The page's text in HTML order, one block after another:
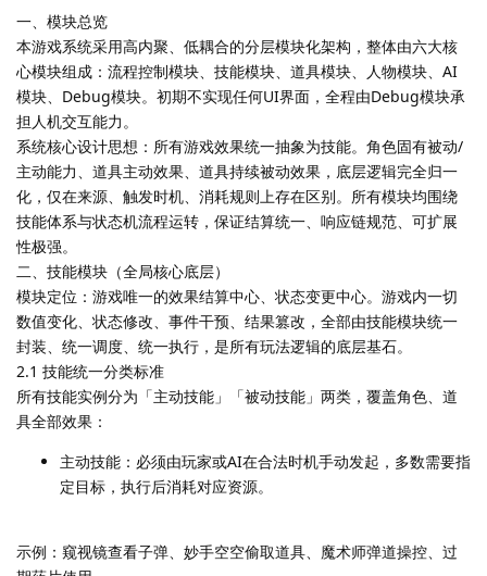
一、模块总览
本游戏系统采用高内聚、低耦合的分层模块化架构，整体由六大核
心模块组成：流程控制模块、技能模块、道具模块、人物模块、AI
模块、Debug模块。初期不实现任何UI界面，全程由Debug模块承
担人机交互能力。
系统核心设计思想：所有游戏效果统一抽象为技能。角色固有被动/
主动能力、道具主动效果、道具持续被动效果，底层逻辑完全归一
化，仅在来源、触发时机、消耗规则上存在区别。所有模块均围绕
技能体系与状态机流程运转，保证结算统一、响应链规范、可扩展
性极强。
二、技能模块（全局核心底层）
模块定位：游戏唯一的效果结算中心、状态变更中心。游戏内一切
数值变化、状态修改、事件干预、结果篡改，全部由技能模块统一
封装、统一调度、统一执行，是所有玩法逻辑的底层基石。
2.1 技能统一分类标准
所有技能实例分为「主动技能」「被动技能」两类，覆盖角色、道
具全部效果：
主动技能：必须由玩家或AI在合法时机手动发起，多数需要指
定目标，执行后消耗对应资源。
示例：窥视镜查看子弹、妙手空空偷取道具、魔术师弹道操控、过